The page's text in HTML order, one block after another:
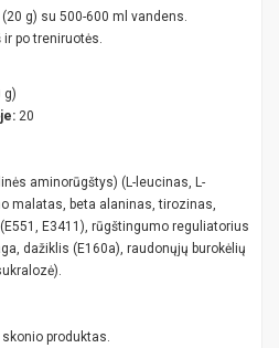
g) su 500-600 ml vandens.
ir po treniruotės.
g)
20
aminorūgštys) (L-leucinas, L-
malatas, beta alaninas, tirozinas,
E3411), rūgštingumo reguliatorius
dažiklis (E160a), raudonųjų burokėlių
produktas.